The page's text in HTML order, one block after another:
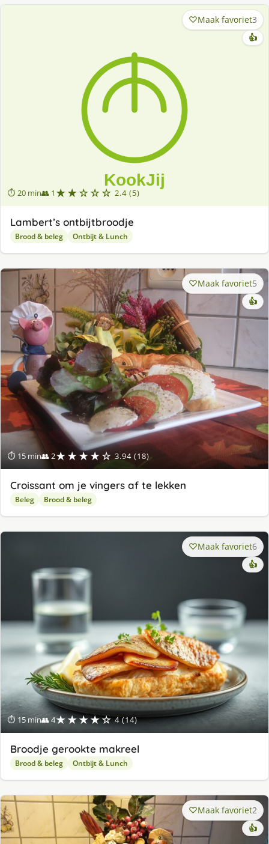
⏱ 20 min👥 1 ★★☆☆☆ 2.4 (5)
Maak favoriet3
👍
Lambert’s ontbijtbroodje
Brood & beleg Ontbijt & Lunch
⏱ 15 min👥 2★★★★☆ 3.94 (18)
Maak favoriet5
👍
Croissant om je vingers af te lekken
Beleg Brood & beleg
⏱ 15 min👥 4★★★★☆ 4 (14)
Maak favoriet6
👍
Broodje gerookte makreel
Brood & beleg Ontbijt & Lunch
Maak favoriet2
👍